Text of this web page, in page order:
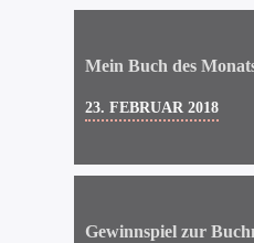
Mein Buch des
23. FEBRUAR 2018
Gewinnspiel zur